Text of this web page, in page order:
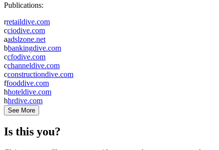
Publications:
rretaildive.com
cciodive.com
aadslzone.net
bbankingdive.com
ccfodive.com
cchanneldive.com
cconstructiondive.com
ffooddive.com
hhoteldive.com
hhrdive.com
See More
Is this you?